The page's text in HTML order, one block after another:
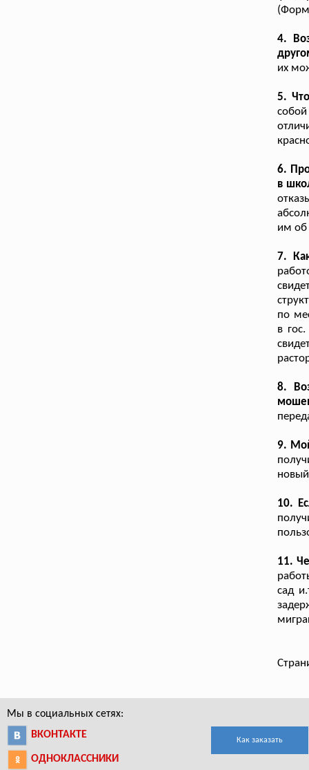
4.
их
5.
6.
в
им об
7.
по
в
8.
9.
10.
11.
сад
Мы в социальных сетях:
ВКОНТАКТЕ
ОДНОКЛАССНИКИ
Как заказать